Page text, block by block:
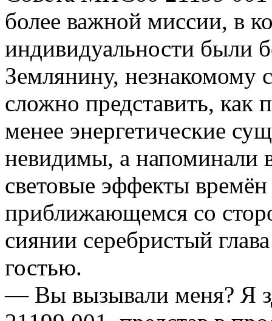
более важной миссии, в
индивидуальности были
Землянину, незнакомому
сложно представить, как
менее энергетические
невидимы, а напоминали
световые эффекты
приближающемся со
сиянии серебристый
гостью.
— Вы вызывали меня? Я